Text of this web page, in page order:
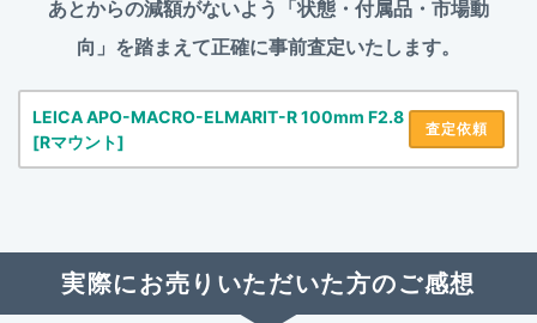
あとからの減額がないよう「状態・付属品・市場動
向」を踏まえて正確に事前査定いたします。
LEICA APO-MACRO-ELMARIT-R 100mm F2.8
[Rマウント]
査定依頼
実際にお売りいただいた方のご感想